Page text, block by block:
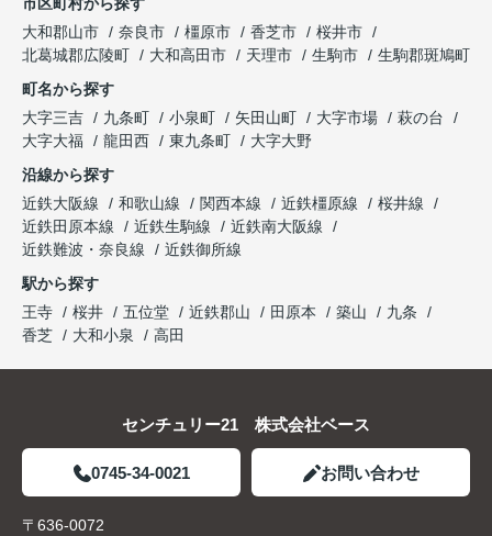
市区町村から探す
大和郡山市
奈良市 橿原市 香芝市
桜井市
北葛城郡広陵町
大和高田市 天理市 生駒市
生駒郡斑鳩町
町名から探す
大字三吉
九条町 小泉町 矢田山町 大字市場
萩の台
大字大福
龍田西 東九条町
大字大野
沿線から探す
近鉄大阪線
和歌山線 関西本線 近鉄橿原線
桜井線
近鉄田原本線
近鉄生駒線
近鉄南大阪線
近鉄難波・奈良線
近鉄御所線
駅から探す
王寺
桜井 五位堂 近鉄郡山 田原本 築山
九条
香芝
大和小泉 高田
センチュリー21 株式会社ベース
0745-34-0021 お問い合わせ
〒636-0072